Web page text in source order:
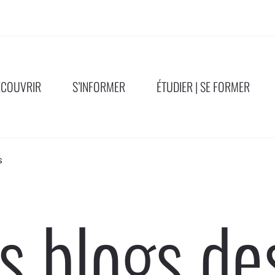
S’INFORMER ÉTUDIER | SE FORMER